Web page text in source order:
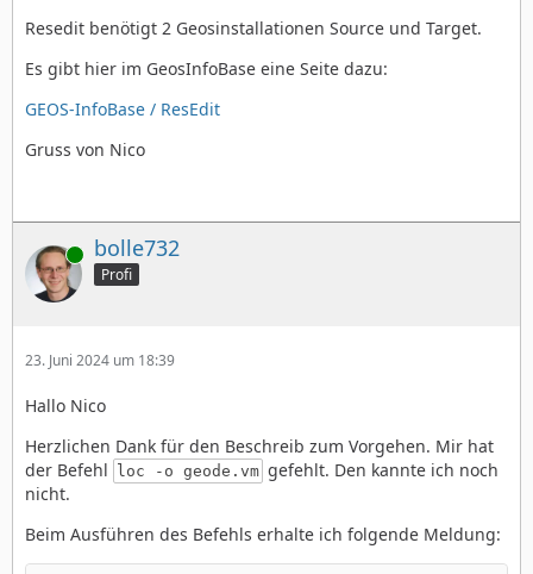
Resedit benötigt 2 Geosinstallationen Source und Target.
Es gibt hier im GeosInfoBase eine Seite dazu:
GEOS-InfoBase / ResEdit
Gruss von Nico
Online bolle732
Profi
23. Juni 2024 um 18:39
Hallo Nico
Herzlichen Dank für den Beschreib zum Vorgehen. Mir hat
der Befehl
loc -o geode.vm gefehlt. Den kannte ich noch
nicht.
Beim Ausführen des Befehls erhalte ich folgende Meldung: